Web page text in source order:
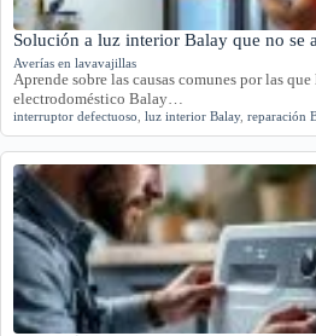
Solución a luz interior Balay que no se
Averías en lavavajillas
Aprende sobre las causas comunes por las
electrodoméstico Balay…
interruptor defectuoso luz interior Balay, reparación